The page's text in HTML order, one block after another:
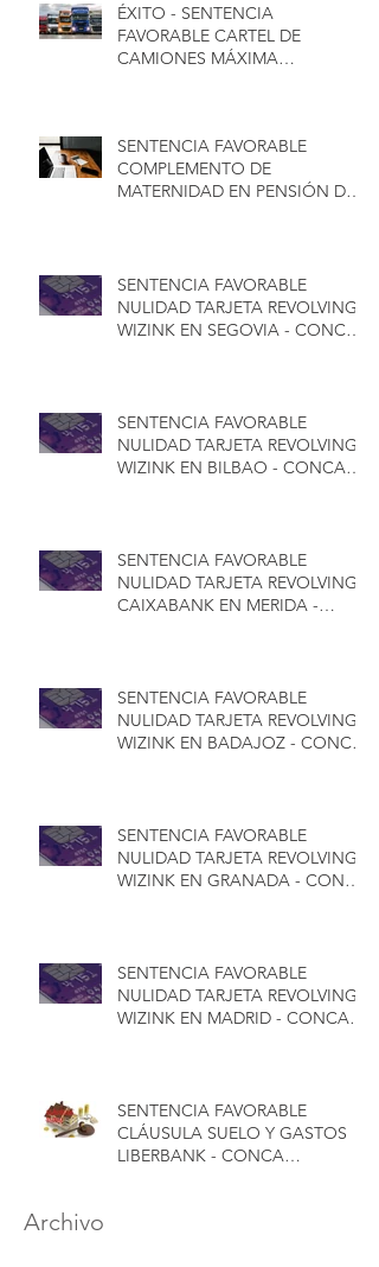
ÉXITO - SENTENCIA
FAVORABLE CARTEL DE
CAMIONES MÁXIMA
SENTENCIA FAVORABLE
COMPLEMENTO DE
MATERNIDAD EN PENSIÓN DE
SENTENCIA FAVORABLE
NULIDAD TARJETA REVOLVING
WIZINK EN SEGOVIA - CONCA
SENTENCIA FAVORABLE
NULIDAD TARJETA REVOLVING
WIZINK EN BILBAO - CONCA
SENTENCIA FAVORABLE
NULIDAD TARJETA REVOLVING
CAIXABANK EN MERIDA -
SENTENCIA FAVORABLE
NULIDAD TARJETA REVOLVING
WIZINK EN BADAJOZ - CONCA
SENTENCIA FAVORABLE
NULIDAD TARJETA REVOLVING
WIZINK EN GRANADA - CONCA
SENTENCIA FAVORABLE
NULIDAD TARJETA REVOLVING
WIZINK EN MADRID - CONCA
SENTENCIA FAVORABLE
CLÁUSULA SUELO Y GASTOS
LIBERBANK - CONCA
Archivo